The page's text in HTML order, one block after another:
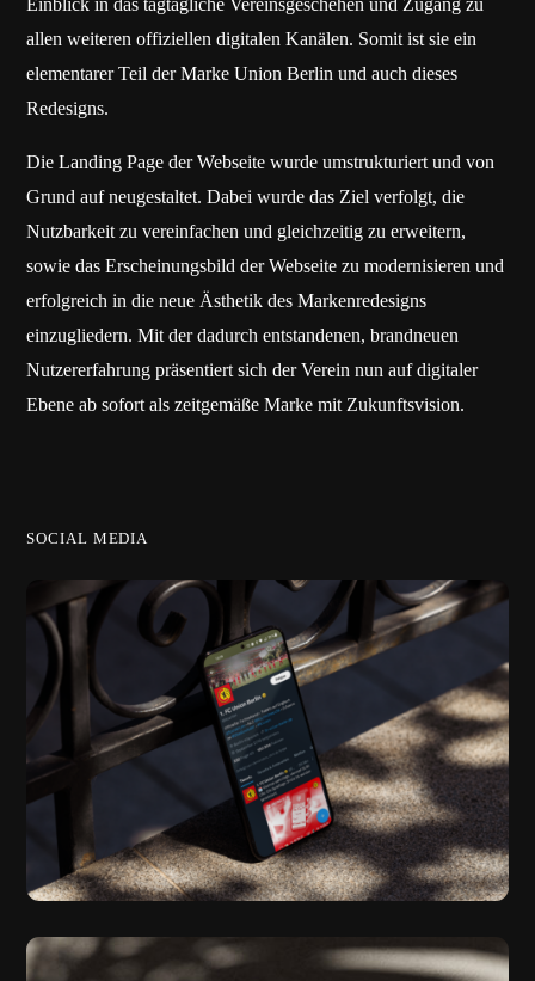
Einblick in das tagtägliche Vereinsgeschehen und Zugang zu
allen weiteren offiziellen digitalen Kanälen. Somit ist sie ein
elementarer Teil der Marke Union Berlin und auch dieses
Redesigns.
Die Landing Page der Webseite wurde umstrukturiert und von
Grund auf neugestaltet. Dabei wurde das Ziel verfolgt, die
Nutzbarkeit zu vereinfachen und gleichzeitig zu erweitern,
sowie das Erscheinungsbild der Webseite zu modernisieren und
erfolgreich in die neue Ästhetik des Markenredesigns
einzugliedern. Mit der dadurch entstandenen, brandneuen
Nutzererfahrung präsentiert sich der Verein nun auf digitaler
Ebene ab sofort als zeitgemäße Marke mit Zukunftsvision.
SOCIAL MEDIA